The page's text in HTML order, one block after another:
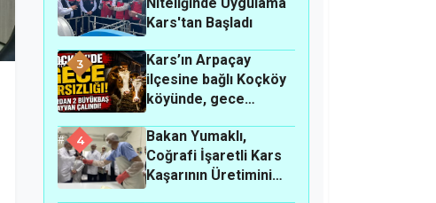
Kars'tan Başladı
3
Kars’ın Arpaçay
ilçesine bağlı Koçköy
köyünde, gece
meydana geldi.
4
Bakan Yumaklı,
Coğrafi İşaretli Kars
Kaşarının Üretimini